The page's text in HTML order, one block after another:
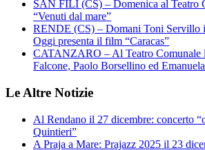
SAN FILI (CS) – Domenica al Teatro
“Venuti dal mare”
RENDE (CS) – Domani Toni Servillo
Oggi presenta il film “Caracas”
CATANZARO – Al Teatro Comunale
Falcone, Paolo Borsellino ed
Le Altre Notizie
Al Rendano il 27 dicembre: concerto
Quintieri”
A Praja a Mare: Prajazz 2025 il 23